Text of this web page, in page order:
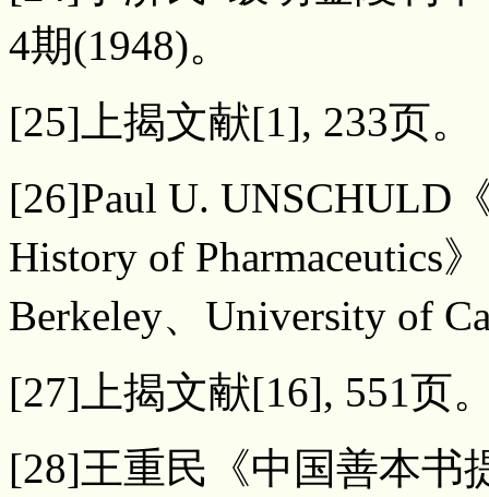
4期(1948)。
[25]上揭文献[1], 233页。
[26]Paul U. UNSCHULD
History of Pharmaceutics
Berkeley、University of
[27]上揭文献[16], 551页
[28]王重民《中国善本书